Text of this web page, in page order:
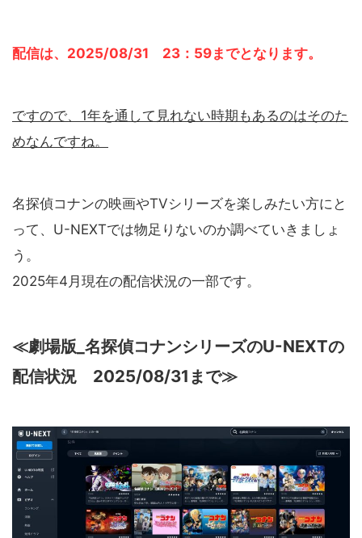
配信は、2025/08/31 23：59までとなります。
ですので、1年を通して見れない時期もあるのはそのた
めなんですね。
名探偵コナンの映画やTVシリーズを楽しみたい方にと
って、U-NEXTでは物足りないのか調べていきましょ
う。
2025年4月現在の配信状況の一部です。
≪劇場版_名探偵コナンシリーズのU-NEXTの
配信状況 2025/08/31まで≫